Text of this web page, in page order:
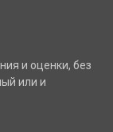
и оценки, без
или и